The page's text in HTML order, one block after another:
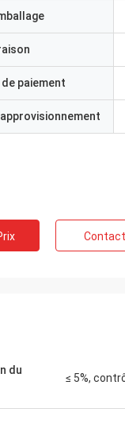
certaines
avons
du coût.
paiement
du
≤ 5%,